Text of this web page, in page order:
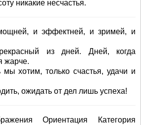
никакие несчастья.
и эффектней, и зримей, и
из дней. Дней, когда
жарче.
хотим, только счастья, удачи и
ожидать от дел лишь успеха!
Ориентация Категория